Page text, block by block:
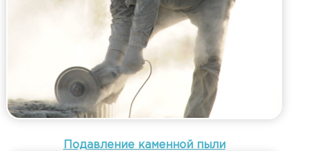
Подавление каменной пыли